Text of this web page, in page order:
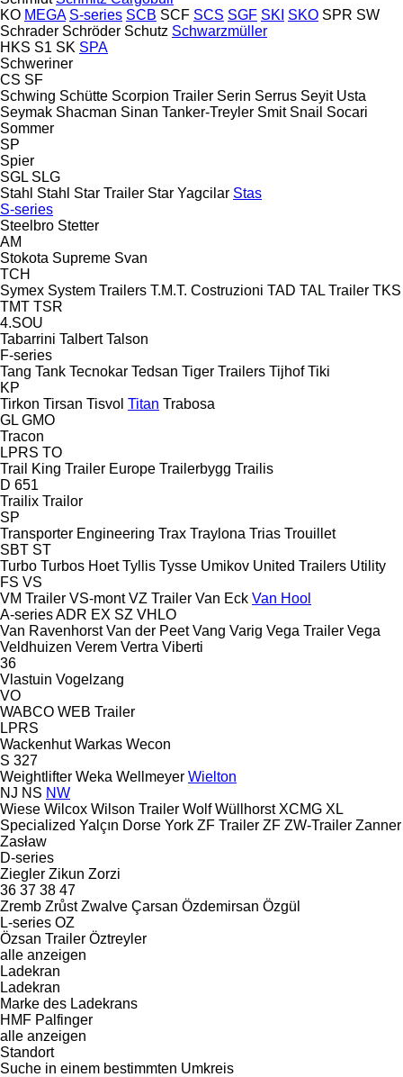
KO MEGA S-series SCB SCF SCS SGF SKI SKO SPR SW
Schrader Schröder Schutz Schwarzmüller
HKS S1 SK SPA
Schweriner
CS SF
Schwing Schütte Scorpion Trailer Serin Serrus Seyit Usta
Seymak Shacman Sinan Tanker-Treyler Smit Snail Socari
Sommer
SP
Spier
SGL SLG
Stahl Stahl Star Trailer Star Yagcilar Stas
S-series
Steelbro Stetter
AM
Stokota Supreme Svan
TCH
Symex System Trailers T.M.T. Costruzioni TAD TAL Trailer TKS
TMT TSR
4.SOU
Tabarrini Talbert Talson
F-series
Tang Tank Tecnokar Tedsan Tiger Trailers Tijhof Tiki
KP
Tirkon Tirsan Tisvol Titan Trabosa
GL GMO
Tracon
LPRS TO
Trail King Trailer Europe Trailerbygg Trailis
D 651
Trailix Trailor
SP
Transporter Engineering Trax Traylona Trias Trouillet
SBT ST
Turbo Turbos Hoet Tyllis Tysse Umikov United Trailers Utility
FS VS
VM Trailer VS-mont VZ Trailer Van Eck Van Hool
A-seriesADR EX SZ VHLO
Van Ravenhorst Van der Peet Vang Varig Vega Trailer Vega
Veldhuizen Verem Vertra Viberti
36
Vlastuin Vogelzang
VO
WABCO WEB Trailer
LPRS
Wackenhut Warkas Wecon
S 327
Weightlifter Weka Wellmeyer Wielton
NJ NS NW
Wiese Wilcox Wilson Trailer Wolf Wüllhorst XCMG XL
Specialized Yalçın Dorse York ZF Trailer ZF ZW-Trailer Zanner
Zasław
D-series
Ziegler Zikun Zorzi
36 37 38 47
Zremb Zrůst Zwalve Çarsan Özdemirsan Özgül
L-series OZ
Özsan Trailer Öztreyler
alle anzeigen
Ladekran
Ladekran
Marke des Ladekrans
HMF Palfinger
alle anzeigen
Standort
Suche in einem bestimmten Umkreis